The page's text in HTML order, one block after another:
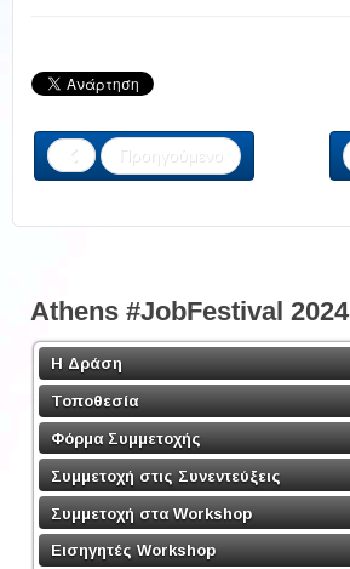
Προηγούμενο
Athens #JobFestival 2024
Η Δράση
Τοποθεσία
Φόρμα Συμμετοχής
Συμμετοχή στις Συνεντεύξεις
Συμμετοχή στα Workshop
Εισηγητές Workshop